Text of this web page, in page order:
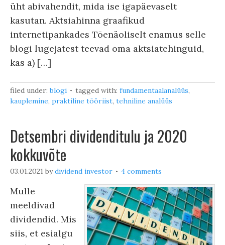
üht abivahendit, mida ise igapäevaselt
kasutan. Aktsiahinna graafikud
internetipankades Tõenäoliselt enamus selle
blogi lugejatest teevad oma aktsiatehinguid,
kas a) […]
filed under:blogi tagged with: fundamentaalanalüüs,
kauplemine, praktiline tööriist, tehniline analüüs
Detsembri dividenditulu ja 2020
kokkuvõte
03.01.2021 bydividend investor 4 comments
Mulle
meeldivad
dividendid. Mis
siis, et esialgu